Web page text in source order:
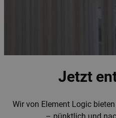
Jetzt
Wir von Element Logic